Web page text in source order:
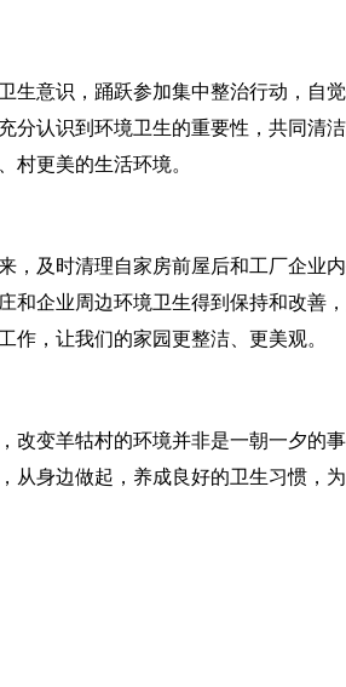
生意识，踊跃参加集中整治行动，自
认识到环境卫生的重要性，共同清洁
村更美的生活环境。
，及时清理自家房前屋后和工厂企业
企业周边环境卫生得到保持和改善，
作，让我们的家园更整洁、更美观。
改变羊牯村的环境并非是一朝一夕的
从身边做起，养成良好的卫生习惯，